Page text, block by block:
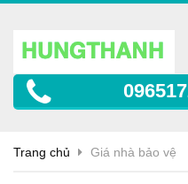
Trang chủ Giá nhà bảo vệ